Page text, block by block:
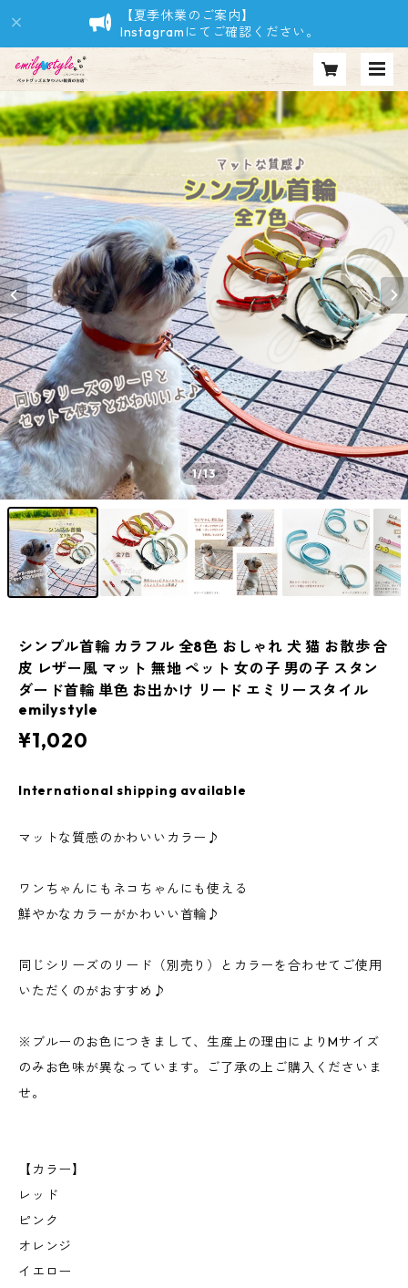
【夏季休業のご案内】
Instagramにてご確認ください。
1/13
シンプル首輪 カラフル 全8色 おしゃれ 犬 猫 お散歩 合
皮 レザー風 マット 無地 ペット 女の子 男の子 スタン
ダード首輪 単色 お出かけ リード エミリースタイル
emilystyle
¥1,020
International shipping available
マットな質感のかわいいカラー♪
ワンちゃんにもネコちゃんにも使える
鮮やかなカラーがかわいい首輪♪
同じシリーズのリード（別売り）とカラーを合わせてご使用
いただくのがおすすめ♪
※ブルーのお色につきまして、生産上の理由によりMサイズ
のみお色味が異なっています。ご了承の上ご購入くださいま
せ。
【カラー】
レッド
ピンク
オレンジ
イエロー